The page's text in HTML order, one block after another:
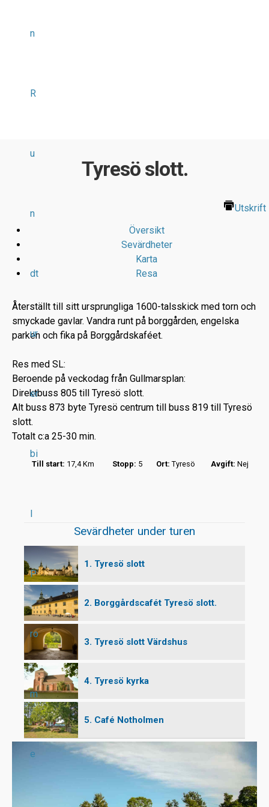
n
R
u
n
dt
ur
er
bi
l
P
ro
m
e
Tyresö slott.
Utskrift
Översikt
Sevärdheter
Karta
Resa
Återställt till sitt ursprungliga 1600-talsskick med torn och
smyckade gavlar. Vandra runt på borggården, engelska
parken och fika på Borggårdskaféet.
Res med SL:
Beroende på veckodag från Gullmarsplan:
Direktbuss 805 till Tyresö slott.
Alt buss 873 byte Tyresö centrum till buss 819 till Tyresö
slott.
Totalt c:a 25-30 min.
Till start: 17,4 Km Stopp: 5 Ort: Tyresö Avgift: Nej
Sevärdheter under turen
1. Tyresö slott
2. Borggårdscafét Tyresö slott.
3. Tyresö slott Värdshus
4. Tyresö kyrka
5. Café Notholmen